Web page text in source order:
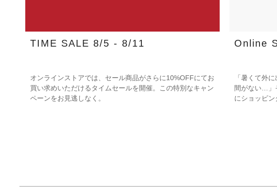
TIME SALE 8/5 - 8/11
オンラインストアでは、セール商品がさらに10%OFFにてお
買い求めいただけるタイムセールを開催。この特別なキャン
ペーンをお見逃しなく。
Online
「暑くて外
間がない…」
にショッピン